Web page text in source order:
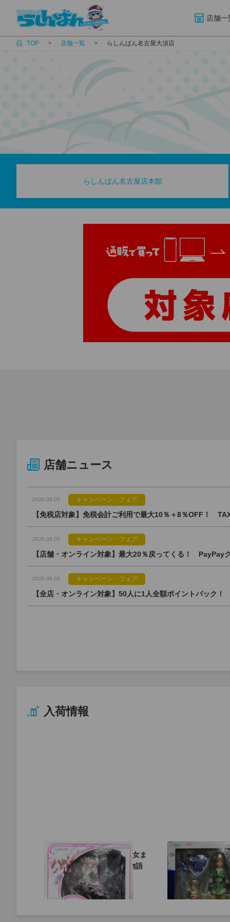
店舗一
TOP 店舗一覧 らしんばん名古屋大須店
らしんばん名古屋店本館
店舗ニュース
2026.08.06 キャンペーン・フェア
2026.08.05 キャンペーン・フェア
【店舗・オンライン対象】最大20％戻ってくる！ PayPay
2026.08.03 キャンペーン・フェア
入荷情報
フィギュア【劇場版 魔法少女ま
どか☆マギカ[新編]叛逆の物語
アルティメットまどか 】
【ANIPLEX+限定】
フィギュア「
の伝説 スカイウォ
ンク」